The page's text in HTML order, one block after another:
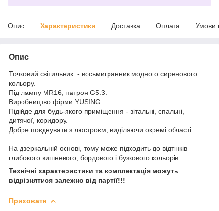
Опис Характеристики Доставка Оплата Умови
Опис
Точковий світильник - восьмигранник модного сиренового
кольору.
Під лампу MR16, патрон G5.3.
Виробництво фірми YUSING.
Підійде для будь-якого приміщення - вітальні, спальні,
дитячої, коридору.
Добре поєднувати з люстроєм, виділяючи окремі області.
На дзеркальній основі, тому може підходить до відтінків
глибокого вишневого, бордового і бузкового кольорів.
Технічні характеристики та комплектація можуть
відрізнятися залежно від партії!!!
Приховати